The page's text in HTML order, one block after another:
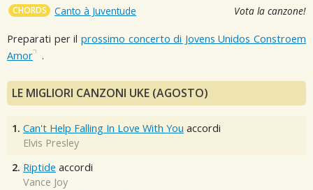
CHORDS Canto à Juventude Vota la canzone!
Preparati per il prossimo concerto di Jovens Unidos Constroem
Amor
.
LE MIGLIORI CANZONI UKE (AGOSTO)
1. Can't Help Falling In Love With You accordi
Elvis Presley
2. Riptide accordi
Vance Joy